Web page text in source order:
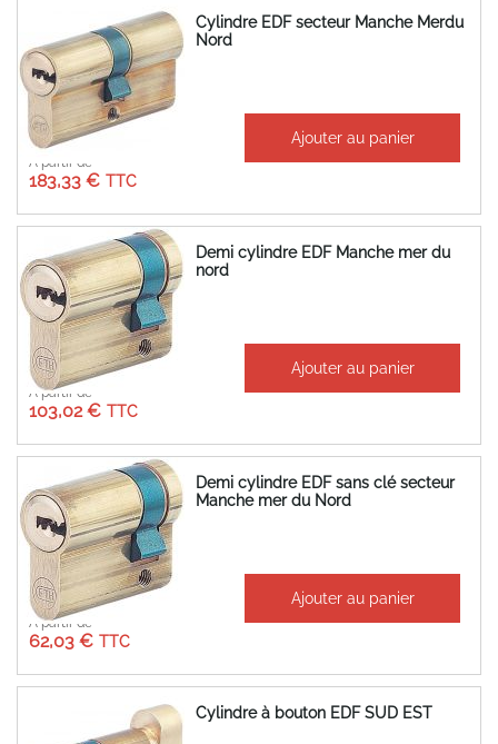
Cylindre EDF secteur Manche Merdu
Nord
À partir de
183,33 €
Ajouter au panier
Demi cylindre EDF Manche mer du
nord
À partir de
103,02 €
Ajouter au panier
Demi cylindre EDF sans clé secteur
Manche mer du Nord
À partir de
62,03 €
Ajouter au panier
Cylindre à bouton EDF SUD EST